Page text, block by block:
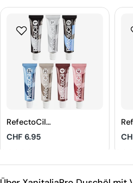
RefectoCil
Augenbrauen und
Wimpernfarbe
Regulärer
CHF 6.95